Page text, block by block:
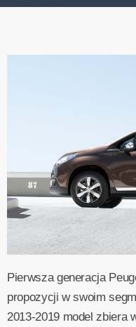
Pierwsza generacja
propozycji w swoim
2013-2019 model zbiera